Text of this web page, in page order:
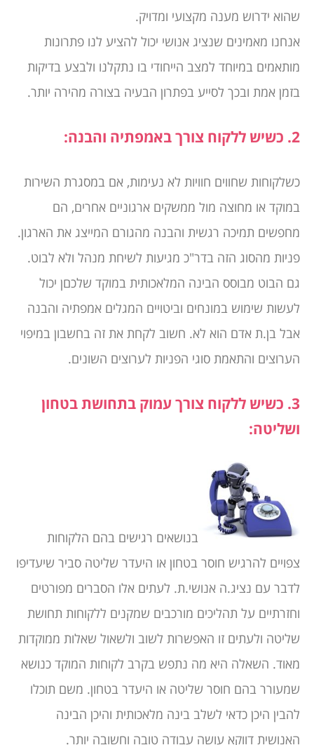
שהוא ידרוש מענה מקצועי ומדויק.
אנחנו מאמינים שנציג אנושי יכול להציע לנו פתרונות
מותאמים במיוחד למצב הייחודי בו נתקלנו ולבצע בדיקות
בזמן אמת ובכך לסייע בפתרון הבעיה בצורה מהירה יותר.
2. כשיש ללקוח צורך באמפתיה והבנה:
כשלקוחות שחווים חוויות לא נעימות, אם במסגרת השירות
במוקד או מחוצה מול ממשקים ארגוניים אחרים, הם
מחפשים תמיכה רגשית והבנה מהגורם המייצג את הארגון.
פניות מהסוג הזה בדר"כ מגיעות לשיחת מנהל ולא לבוט.
גם הבוט מבוסס הבינה המלאכותית במוקד שלכםן יכול
לעשות שימוש במונחים וביטויים המגלים אמפתיה והבנה
אבל בן.ת אדם הוא לא. חשוב לקחת את זה בחשבון במיפוי
הערוצים והתאמת סוגי הפניות לערוצים השונים.
3. כשיש ללקוח צורך עמוק בתחושת בטחון
ושליטה:
בנושאים רגישים בהם הלקוחות
צפויים להרגיש חוסר בטחון או היעדר שליטה סביר שיעדיפו
לדבר עם נציג.ה אנושי.ת. לעתים אלו הסברים מפורטים
וחזרתיים על תהליכים מורכבים שמקנים ללקוחות תחושת
שליטה ולעתים זו האפשרות לשוב ולשאול שאלות ממוקדות
מאוד. השאלה היא מה נתפש בקרב לקוחות המוקד כנושא
שמעורר בהם חוסר שליטה או היעדר בטחון. משם תוכלו
להבין היכן כדאי לשלב בינה מלאכותית והיכן הבינה
האנושית דווקא עושה עבודה טובה וחשובה יותר.